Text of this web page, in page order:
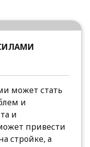
может стать
и
и
привести
стройке, а